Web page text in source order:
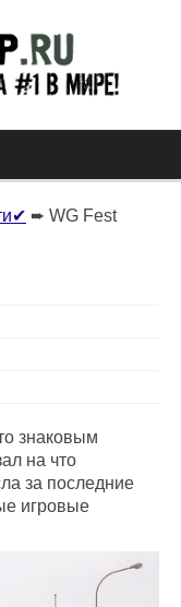
➨ WG Fest
знаковым
на что
за последние
игровые